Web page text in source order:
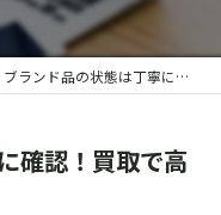
ブランド品の状態は丁寧に確認！買取で高価買い取り
確認！買取で高